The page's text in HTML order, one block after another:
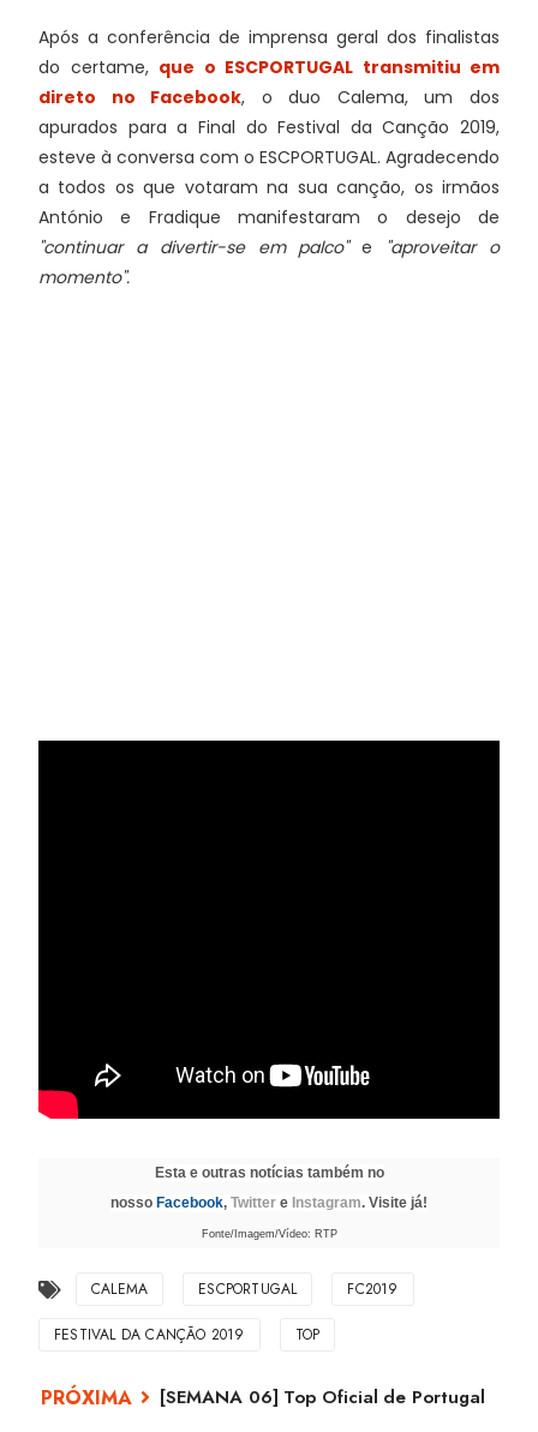
Após a conferência de imprensa geral dos finalistas
do certame, que o ESCPORTUGAL transmitiu em
direto no Facebook, o duo Calema, um dos
apurados para a Final do Festival da Canção 2019,
esteve à conversa com o ESCPORTUGAL. Agradecendo
a todos os que votaram na sua canção, os irmãos
António e Fradique manifestaram o desejo de
"continuar a divertir-se em palco"e "aproveitar o
momento".
Esta e outras notícias também no
nosso Facebook, Twitter e Instagram. Visite já!
Fonte/Imagem/Vídeo: RTP
CALEMA ESCPORTUGAL FC2019
FESTIVAL DA CANÇÃO 2019 TOP
[SEMANA 06] Top Oficial de Portugal